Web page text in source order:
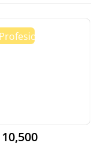
10,500